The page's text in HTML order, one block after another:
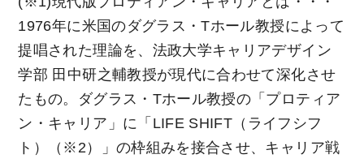
1976年に米国のダグラス・Tホール教授によって
提唱された理論を、法政大学キャリアデザイン
学部 田中研之輔教授が現代に合わせて深化させ
たもの。ダグラス・Tホール教授の「プロティア
ン・キャリア」に「LIFE SHIFT（ライフシフ
ト）（※2）」の枠組みを接合させ、キャリア戦